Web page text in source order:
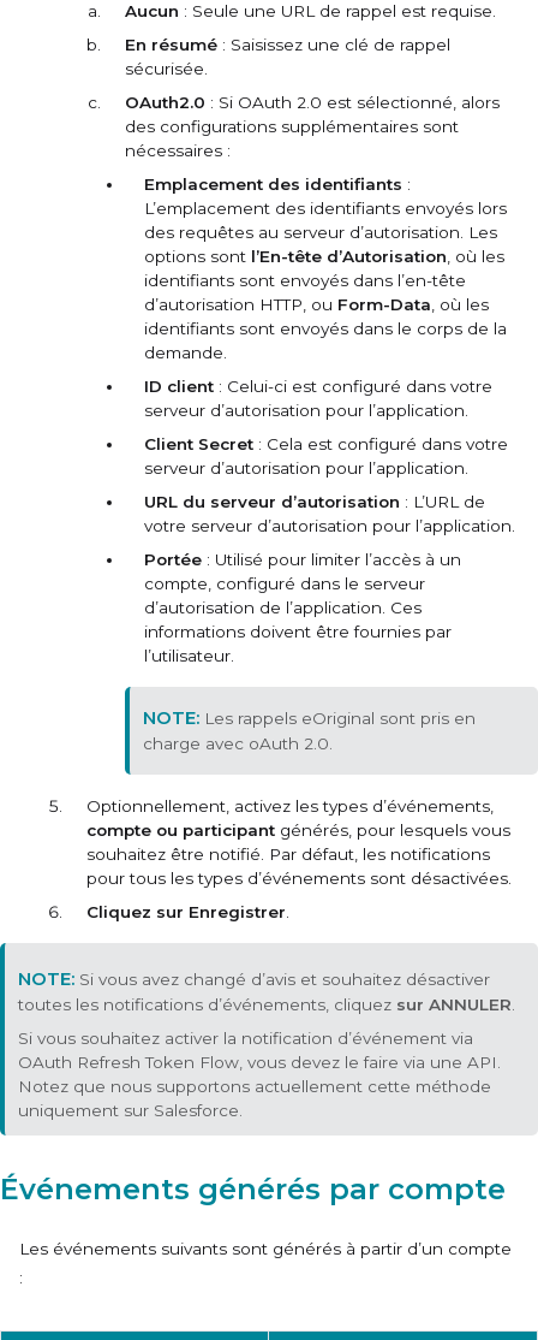
Aucun : Seule une URL de rappel est requise.
En résumé : Saisissez une clé de rappel
sécurisée.
OAuth2.0 : Si OAuth 2.0 est sélectionné, alors
des configurations supplémentaires sont
nécessaires :
Emplacement des identifiants :
L’emplacement des identifiants envoyés lors
des requêtes au serveur d’autorisation. Les
options sont l’En-tête d’Autorisation , où les
identifiants sont envoyés dans l’en-tête
d’autorisation HTTP, ou Form-Data , où les
identifiants sont envoyés dans le corps de la
demande.
ID client : Celui-ci est configuré dans votre
serveur d’autorisation pour l’application.
Client Secret : Cela est configuré dans votre
serveur d’autorisation pour l’application.
URL du serveur d’autorisation : L’URL de
votre serveur d’autorisation pour l’application.
Portée : Utilisé pour limiter l’accès à un
compte, configuré dans le serveur
d’autorisation de l’application. Ces
informations doivent être fournies par
l’utilisateur.
Les rappels eOriginal sont pris en
charge avec oAuth 2.0.
Optionnellement, activez les types d’événements,
compte ou participant générés, pour lesquels vous
souhaitez être notifié. Par défaut, les notifications
pour tous les types d’événements sont désactivées.
Cliquez sur Enregistrer
Si vous avez changé d’avis et souhaitez désactiver
toutes les notifications d’événements, cliquez sur ANNULER
Si vous souhaitez activer la notification d’événement via
OAuth Refresh Token Flow, vous devez le faire via une API.
Notez que nous supportons actuellement cette méthode
uniquement sur Salesforce.
Événements générés par compte
Les événements suivants sont générés à partir d’un compte
: